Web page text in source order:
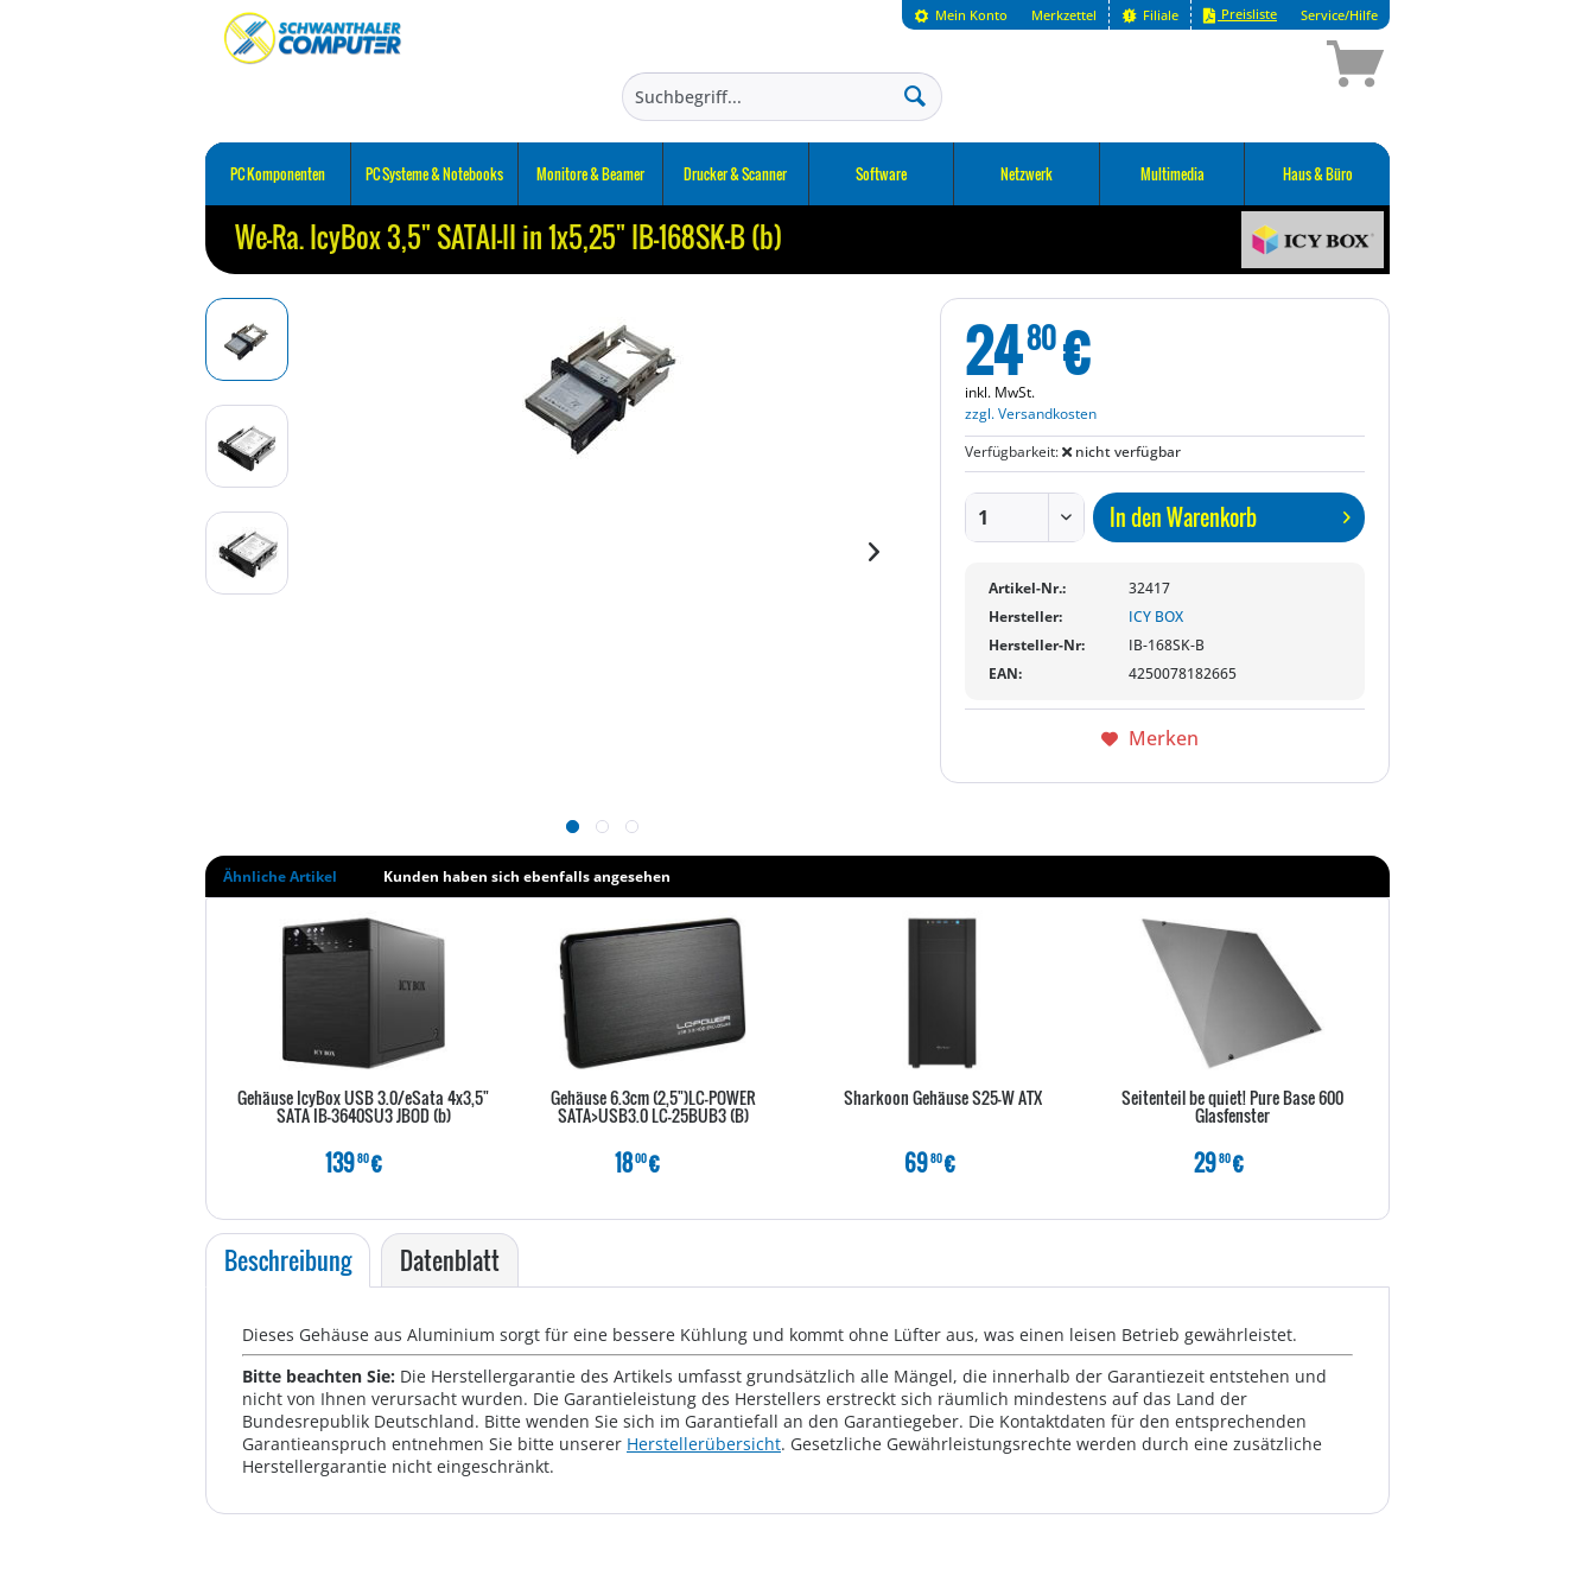
Mein Konto Merkzettel Filiale Preisliste Service/Hilfe
PC Komponenten PC Systeme & Notebooks Monitore & Beamer Drucker & Scanner Software Netzwerk Multimedia Haus & Büro
We-Ra. IcyBox 3,5" SATAI-II in 1x5,25" IB-168SK-B (b)
2480€
inkl. MwSt.
zzgl. Versandkosten
Verfügbarkeit:
nicht verfügbar
In denWarenkorb
Artikel-Nr.:
32417
Hersteller:
ICY BOX
Hersteller-Nr:
IB-168SK-B
EAN:
4250078182665
Merken
Ähnliche Artikel Kunden haben sich ebenfalls angesehen
Gehäuse IcyBox USB 3.0/eSata 4x3,5"
SATA IB-3640SU3 JBOD (b)
13980€
Gehäuse 6.3cm (2,5")LC-POWER
SATA>USB3.0 LC-25BUB3 (B)
1800€
Sharkoon Gehäuse S25-W ATX
6980€
Seitenteil be quiet! Pure Base 600
Glasfenster
2980€
Beschreibung Datenblatt
Dieses Gehäuse aus Aluminium sorgt für eine bessere Kühlung und kommt ohne Lüfter aus, was einen leisen Betrieb gewährleistet.
Bitte beachten Sie: Die Herstellergarantie des Artikels umfasst grundsätzlich alle Mängel, die innerhalb der Garantiezeit entstehen und
nicht von Ihnen verursacht wurden. Die Garantieleistung des Herstellers erstreckt sich räumlich mindestens auf das Land der
Bundesrepublik Deutschland. Bitte wenden Sie sich im Garantiefall an den Garantiegeber. Die Kontaktdaten für den entsprechenden
Garantieanspruch entnehmen Sie bitte unserer Herstellerübersicht. Gesetzliche Gewährleistungsrechte werden durch eine zusätzliche
Herstellergarantie nicht eingeschränkt.